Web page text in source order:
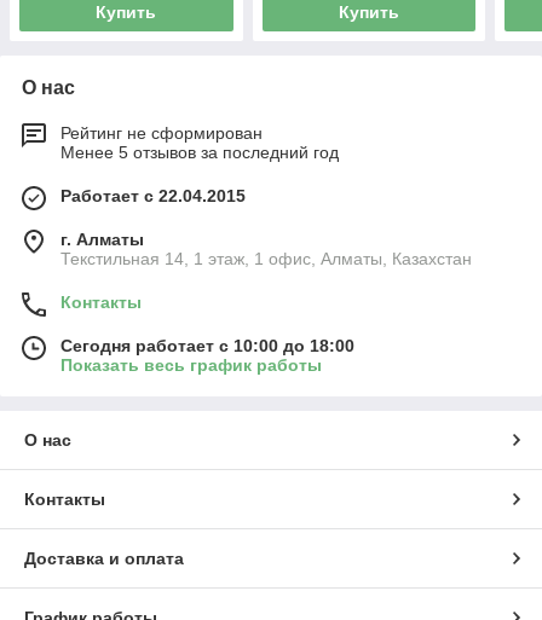
Купить Купить
О нас
Рейтинг не сформирован
Менее 5 отзывов за последний год
Работает с 22.04.2015
г. Алматы
Текстильная 14, 1 этаж, 1 офис, Алматы, Казахстан
Контакты
Сегодня работает с 10:00 до 18:00
Показать весь график работы
О нас
Контакты
Доставка и оплата